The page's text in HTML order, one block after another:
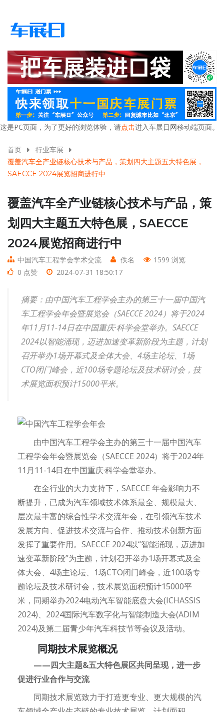
这是PC页面，为了更好的浏览体验，请点击进入车展日网移动端页面。
首页
行业车展
覆盖汽车全产业链核心技术与产品，策划四大主题五大特色展，
SAECCE 2024展览招商进行中
覆盖汽车全产业链核心技术与产品，策
划四大主题五大特色展，SAECCE
2024展览招商进行中
中国汽车工程学会学术交流 佚名
1599 浏览
0 点赞
2024-07-31 18:50:17
摘要：由中国汽车工程学会主办的第三十一届中国汽
车工程学会年会暨展览会（SAECCE 2024）将于2024
年11月11-14日在中国重庆·科学会堂举办。SAECCE
2024以智能涌现，迈进加速变革新阶段为主题，计划
召开举办1场开幕式及全体大会、4场主论坛、1场
CTO闭门峰会，近100场专题论坛及技术研讨会，技
术展览面积预计15000平米。
由中国汽车工程学会主办的第三十一届中国汽车
工程学会年会暨展览会（SAECCE 2024）将于2024年
11月11-14日在中国重庆·科学会堂举办。
在全行业的大力支持下，SAECCE 年会影响力不
断提升，已成为汽车领域技术体系最全、规模最大、
层次最丰富的综合性学术交流年会，在引领汽车技术
发展方向、促进技术交流与合作、推动技术创新方面
发挥了重要作用。SAECCE 2024以“智能涌现，迈进加
速变革新阶段”为主题，计划召开举办1场开幕式及全
体大会、4场主论坛、1场CTO闭门峰会，近100场专
题论坛及技术研讨会，技术展览面积预计15000平
米，同期举办2024电动汽车智能底盘大会(ICHASSIS
2024)、2024国际汽车数字化与智能制造大会(ADIM
2024)及第二届青少年汽车科技节等会议及活动。
同期技术展览概况
——四大主题&五大特色展区共同呈现，进一步
促进行业合作与交流
同期技术展览致力于打造更专业、更大规模的汽